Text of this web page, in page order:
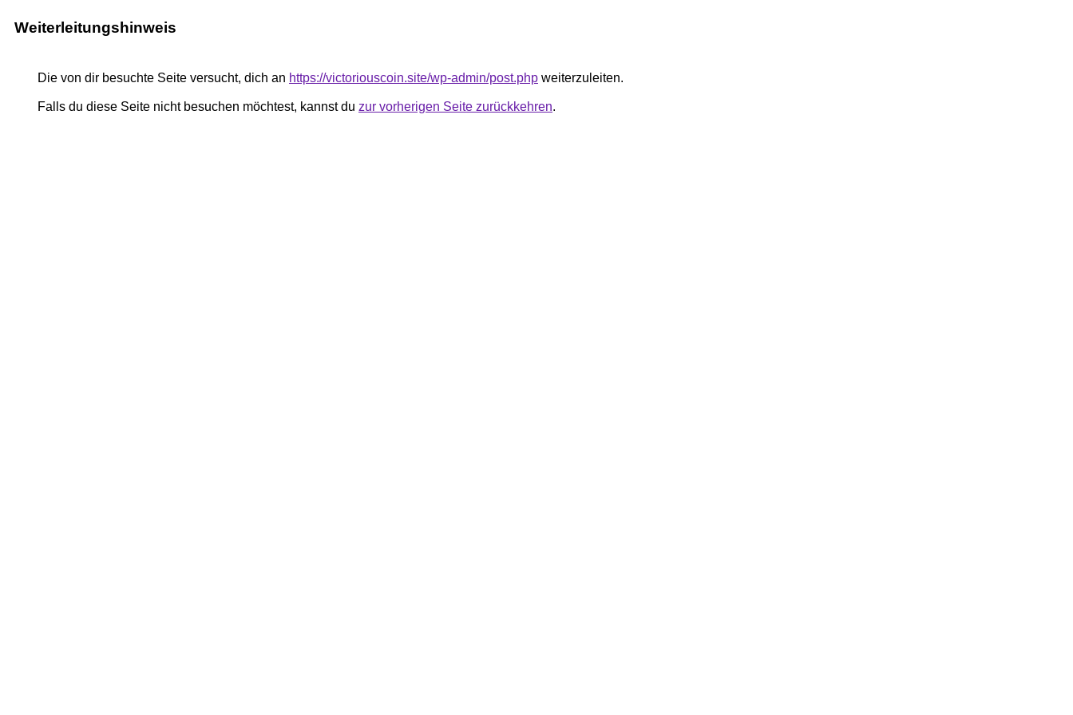
Weiterleitungshinweis
Die von dir besuchte Seite versucht, dich an https://victoriouscoin.site/wp-admin/post.php weiterzuleiten.
Falls du diese Seite nicht besuchen möchtest, kannst du zur vorherigen Seite zurückkehren.